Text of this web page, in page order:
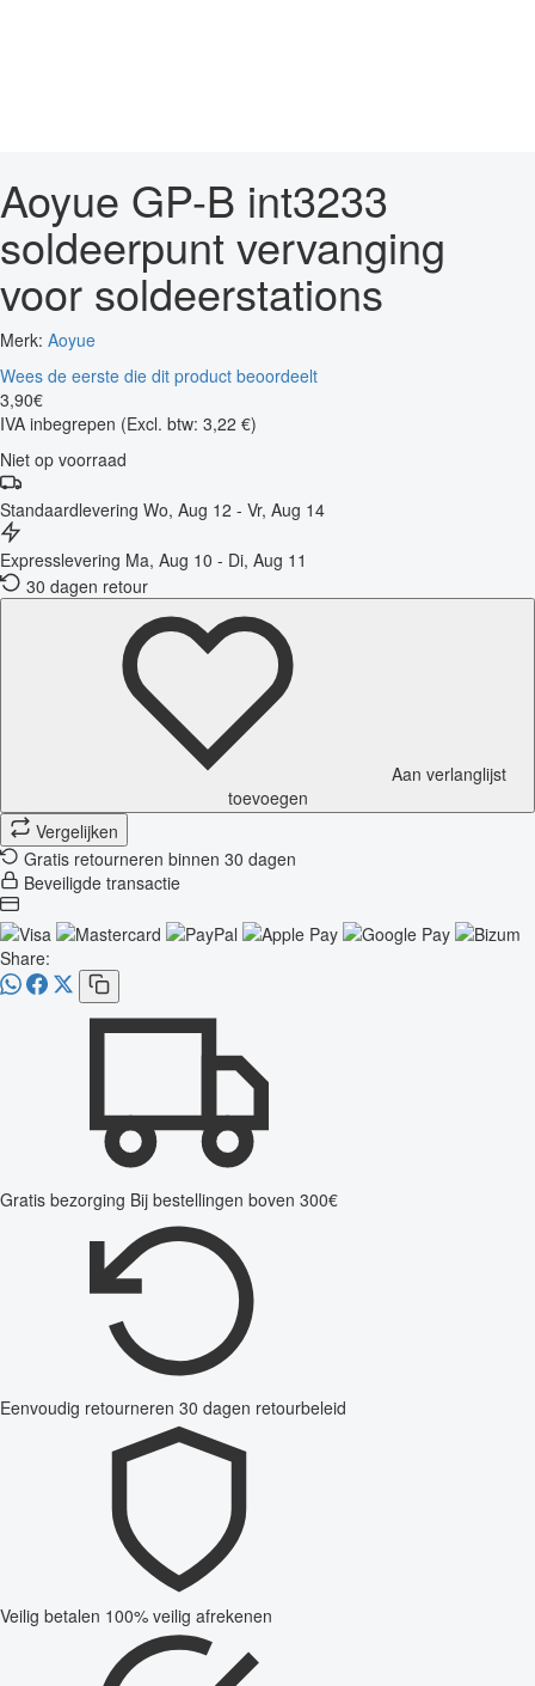
Aoyue GP-B int3233
soldeerpunt vervanging
voor soldeerstations
Merk: Aoyue
Wees de eerste die dit product beoordeelt
3,90€
IVA inbegrepen (Excl. btw: 3,22 €)
Niet op voorraad
Standaardlevering Wo, Aug 12 - Vr, Aug 14
Expresslevering Ma, Aug 10 - Di, Aug 11
30 dagen retour
Aan verlanglijst
toevoegen
Vergelijken
Gratis retourneren binnen 30 dagen
Beveiligde transactie
Share:
Gratis bezorging Bij bestellingen boven 300€
Eenvoudig retourneren 30 dagen retourbeleid
Veilig betalen 100% veilig afrekenen